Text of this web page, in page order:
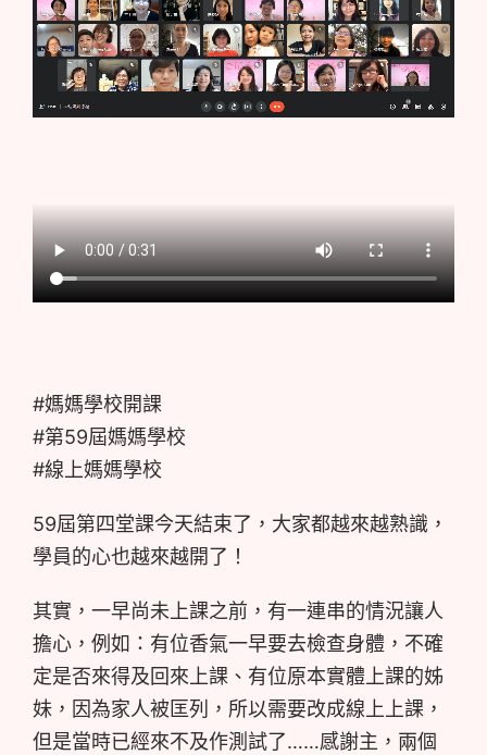
#媽媽學校開課
#第59屆媽媽學校
#線上媽媽學校
59屆第四堂課今天結束了，大家都越來越熟識，
學員的心也越來越開了！
其實，一早尚未上課之前，有一連串的情況讓人
擔心，例如：有位香氣一早要去檢查身體，不確
定是否來得及回來上課、有位原本實體上課的姊
妹，因為家人被匡列，所以需要改成線上上課，
但是當時已經來不及作測試了……感謝主，兩個